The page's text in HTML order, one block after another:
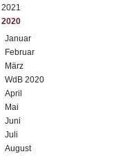
2021
2020
Januar
Februar
März
WdB 2020
April
Mai
Juni
Juli
August